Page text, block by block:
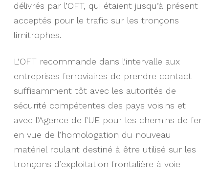
délivrés par l’OFT, qui étaient jusqu’à présent
acceptés pour le trafic sur les tronçons
limitrophes.
L’OFT recommande dans l’intervalle aux
entreprises ferroviaires de prendre contact
suffisamment tôt avec les autorités de
sécurité compétentes des pays voisins et
avec l’Agence de l’UE pour les chemins de fer
en vue de l’homologation du nouveau
matériel roulant destiné à être utilisé sur les
tronçons d’exploitation frontalière à voie